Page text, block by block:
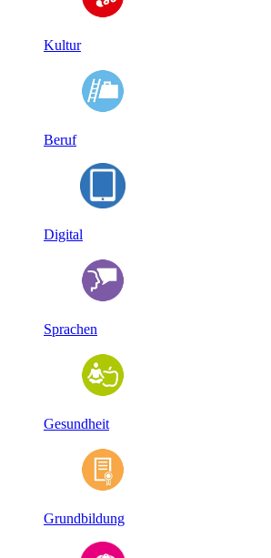
Kultur
Beruf
Digital
Sprachen
Gesundheit
Grundbildung